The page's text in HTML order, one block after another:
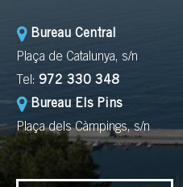
Bureau Central
Plaça de Catalunya, s/n
Tel: 972 330 348
Bureau Els Pins
Plaça dels Càmpings, s/n